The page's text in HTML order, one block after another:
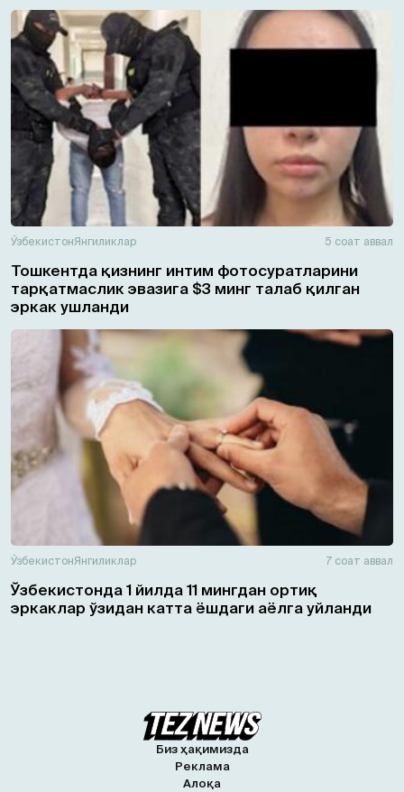
ЎзбекистонЯнгиликлар 5 соат аввал
Тошкентда қизнинг интим фотосуратларини
тарқатмаслик эвазига $3 минг талаб қилган
эркак ушланди
ЎзбекистонЯнгиликлар 7 соат аввал
Ўзбекистонда 1 йилда 11 мингдан ортиқ
эркаклар ўзидан катта ёшдаги аёлга уйланди
Биз ҳақимизда
Реклама
Алоқа